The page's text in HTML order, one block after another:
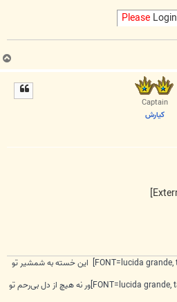
Please Login
Captain
كيارش
[FONT=lucida grande, tahoma, verdana, arial, sans-serif] این خسته به شمشیر تو
[FONT=lucida grande, tahoma, verdana, arial, sans-serif]ور نه هیچ از دل بی‌رحم تو